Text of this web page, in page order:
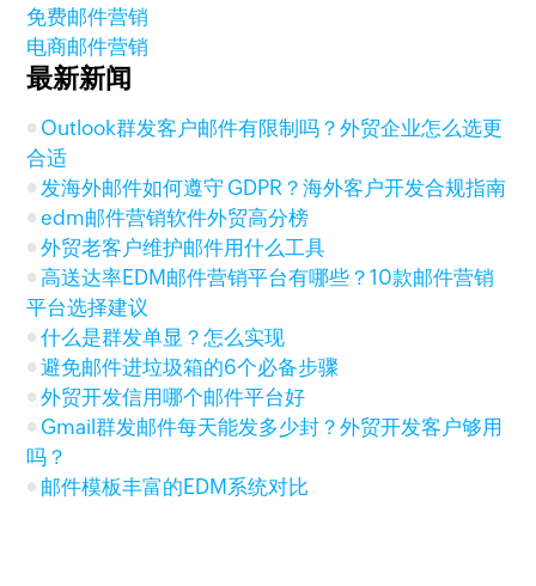
免费邮件营销
电商邮件营销
最新新闻
Outlook群发客户邮件有限制吗？外贸企业怎么选更
合适
发海外邮件如何遵守 GDPR？海外客户开发合规指南
edm邮件营销软件外贸高分榜
外贸老客户维护邮件用什么工具
高送达率EDM邮件营销平台有哪些？10款邮件营销
平台选择建议
什么是群发单显？怎么实现
避免邮件进垃圾箱的6个必备步骤
外贸开发信用哪个邮件平台好
Gmail群发邮件每天能发多少封？外贸开发客户够用
吗？
邮件模板丰富的EDM系统对比